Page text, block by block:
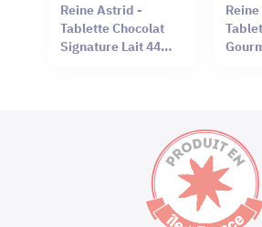
Reine Astrid -
Tablette Chocolat
Signature Lait 44%